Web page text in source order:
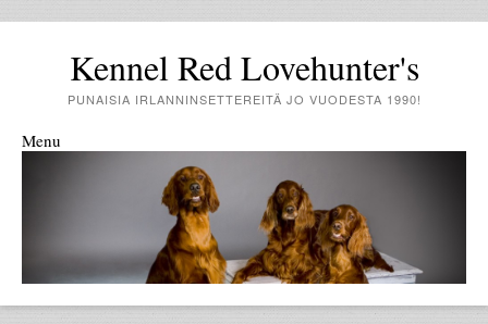
Kennel Red Lovehunter's
PUNAISIA IRLANNINSETTEREITÄ JO VUODESTA 1990!
Menu